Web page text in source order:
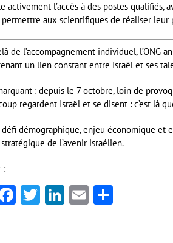
activement l’accès à des postes qualifiés,
permettre aux scientifiques de réaliser
de l’accompagnement individuel, l’ONG
un lien constant entre Israël et ses
: depuis le 7 octobre, loin de
regardent Israël et se disent : c’est là
défi démographique, enjeu économique et
de l’avenir israélien.
:
Facebook
Twitter
LinkedIn
Email